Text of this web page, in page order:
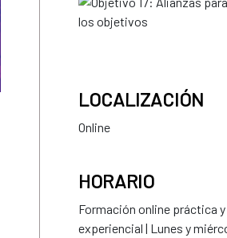
LOCALIZACIÓN
Online
HORARIO
Formación online práctica y
experiencial | Lunes y